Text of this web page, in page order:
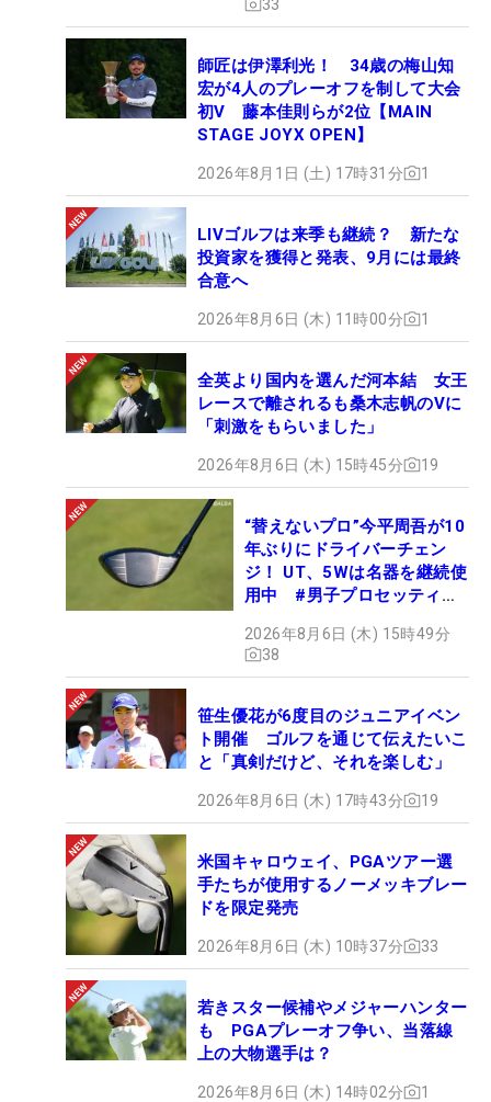
33
師匠は伊澤利光！ 34歳の梅山知
宏が4人のプレーオフを制して大会
初V 藤本佳則らが2位【MAIN
STAGE JOYX OPEN】
2026年8月1日 (土) 17時31分 1
LIVゴルフは来季も継続？ 新たな
投資家を獲得と発表、9月には最終
合意へ
2026年8月6日 (木) 11時00分 1
全英より国内を選んだ河本結 女王
レースで離されるも桑木志帆のVに
「刺激をもらいました」
2026年8月6日 (木) 15時45分 19
“替えないプロ”今平周吾が10
年ぶりにドライバーチェン
ジ！ UT、5Wは名器を継続使
用中 #男子プロセッティン
2026年8月6日 (木) 15時49分
38
笹生優花が6度目のジュニアイベン
ト開催 ゴルフを通じて伝えたいこ
と「真剣だけど、それを楽しむ」
2026年8月6日 (木) 17時43分 19
米国キャロウェイ、PGAツアー選
手たちが使用するノーメッキブレー
ドを限定発売
2026年8月6日 (木) 10時37分 33
若きスター候補やメジャーハンター
も PGAプレーオフ争い、当落線
上の大物選手は？
2026年8月6日 (木) 14時02分 1